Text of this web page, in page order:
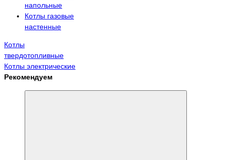
напольные
Котлы газовые
настенные
Котлы
твердотопливные
Котлы электрические
Рекомендуем